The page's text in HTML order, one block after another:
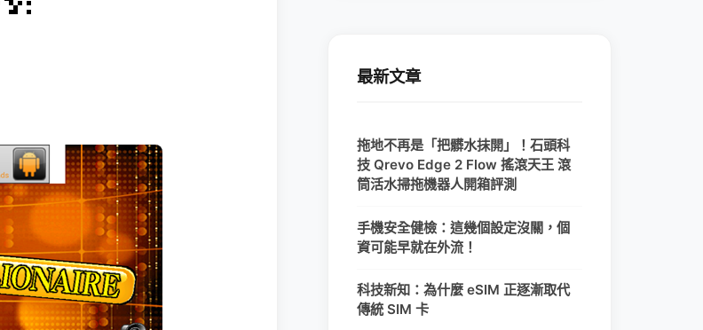
最新文章
拖地不再是「把髒水抹開」！石頭科
技 Qrevo Edge 2 Flow 搖滾天王 滾
筒活水掃拖機器人開箱評測
手機安全健檢：這幾個設定沒關，個
資可能早就在外流！
科技新知：為什麼 eSIM 正逐漸取代
傳統 SIM 卡